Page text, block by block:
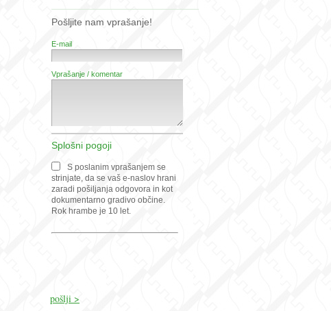
Pošljite nam vprašanje!
E-mail
Vprašanje / komentar
Splošni pogoji
S poslanim vprašanjem se
strinjate, da se vaš e-naslov hrani
zaradi pošiljanja odgovora in kot
dokumentarno gradivo občine.
Rok hrambe je 10 let.